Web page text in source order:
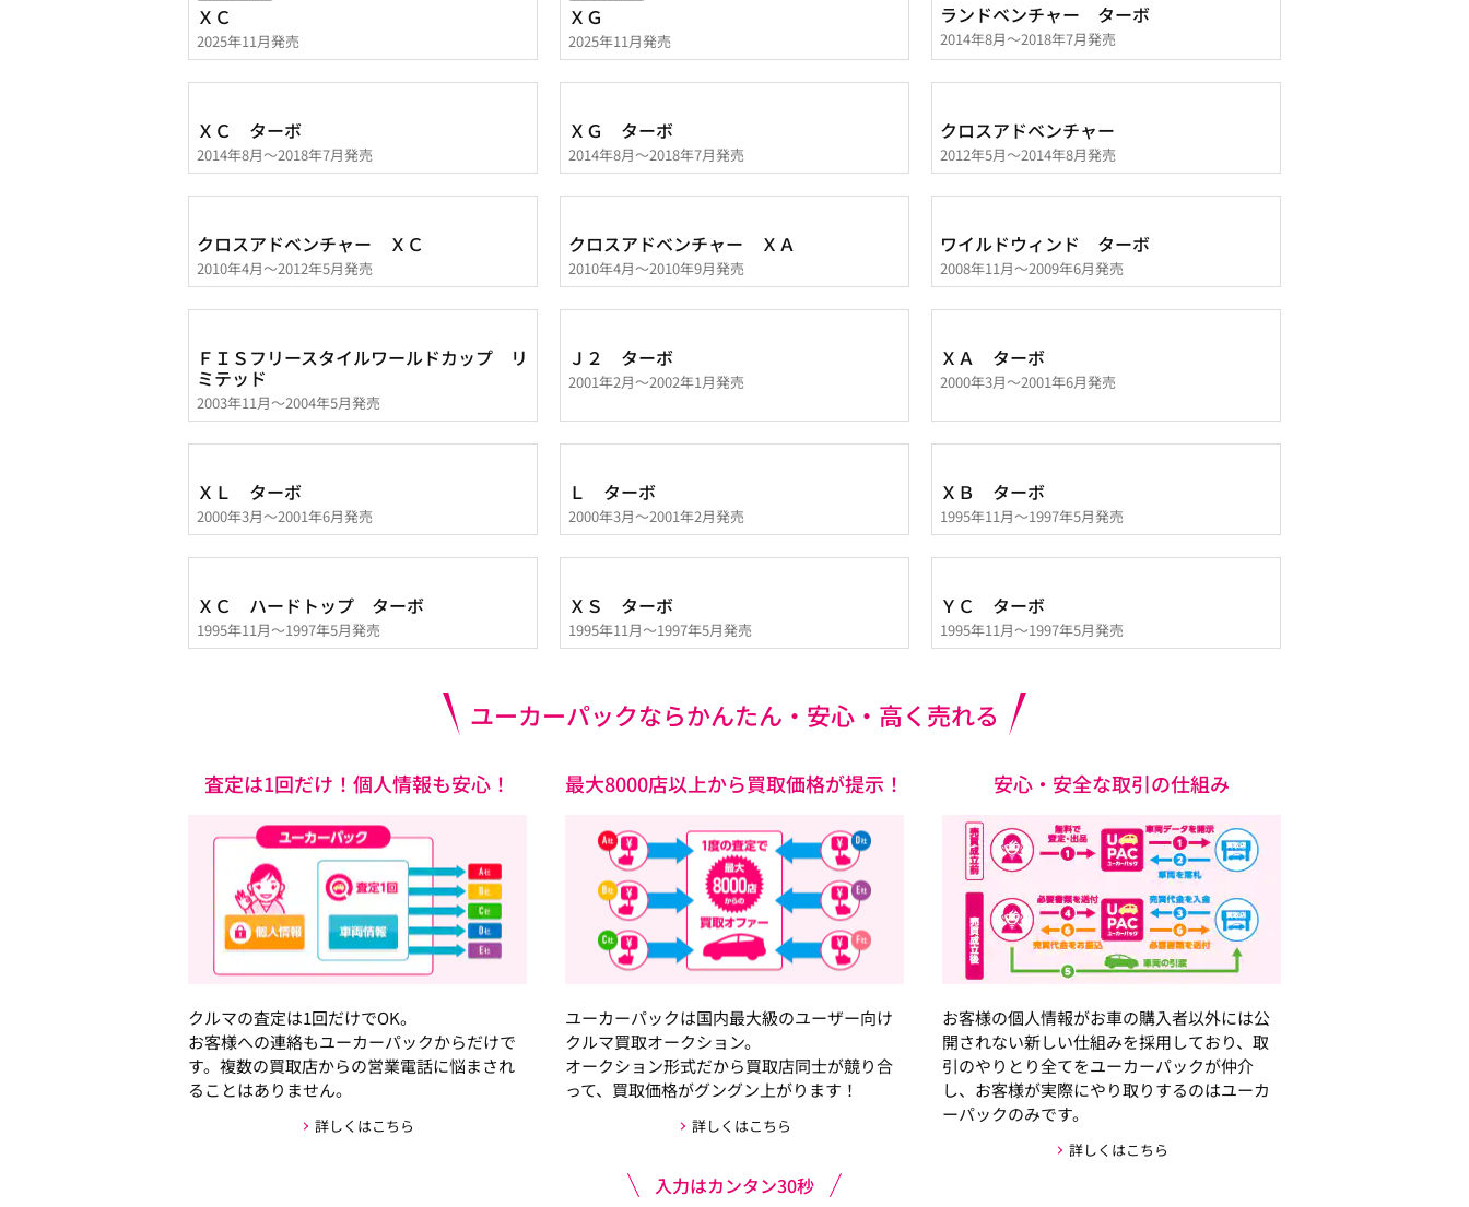
ＸＣ
2025年11月発売
ＸＧ
2025年11月発売
ランドベンチャー ターボ
2014年8月～2018年7月発売
ＸＣ ターボ
2014年8月～2018年7月発売
ＸＧ ターボ
2014年8月～2018年7月発売
クロスアドベンチャー
2012年5月～2014年8月発売
クロスアドベンチャー ＸＣ
2010年4月～2012年5月発売
クロスアドベンチャー ＸＡ
2010年4月～2010年9月発売
ワイルドウィンド ターボ
2008年11月～2009年6月発売
ＦＩＳフリースタイルワールドカップ リ
ミテッド
2003年11月～2004年5月発売
Ｊ２ ターボ
2001年2月～2002年1月発売
ＸＡ ターボ
2000年3月～2001年6月発売
ＸＬ ターボ
2000年3月～2001年6月発売
Ｌ ターボ
2000年3月～2001年2月発売
ＸＢ ターボ
1995年11月～1997年5月発売
ＸＣ ハードトップ ターボ
1995年11月～1997年5月発売
ＸＳ ターボ
1995年11月～1997年5月発売
ＹＣ ターボ
1995年11月～1997年5月発売
ユーカーパックならかんたん・安心・高く売れる
査定は1回だけ！個人情報も安心！
クルマの査定は1回だけでOK。
お客様への連絡もユーカーパックからだけで
す。複数の買取店からの営業電話に悩まされ
ることはありません。
詳しくはこちら
最大8000店以上から買取価格が提示！
ユーカーパックは国内最大級のユーザー向け
クルマ買取オークション。
オークション形式だから買取店同士が競り合
って、買取価格がグングン上がります！
詳しくはこちら
安心・安全な取引の仕組み
お客様の個人情報がお車の購入者以外には公
開されない新しい仕組みを採用しており、取
引のやりとり全てをユーカーパックが仲介
し、お客様が実際にやり取りするのはユーカ
ーパックのみです。
詳しくはこちら
入力はカンタン30秒